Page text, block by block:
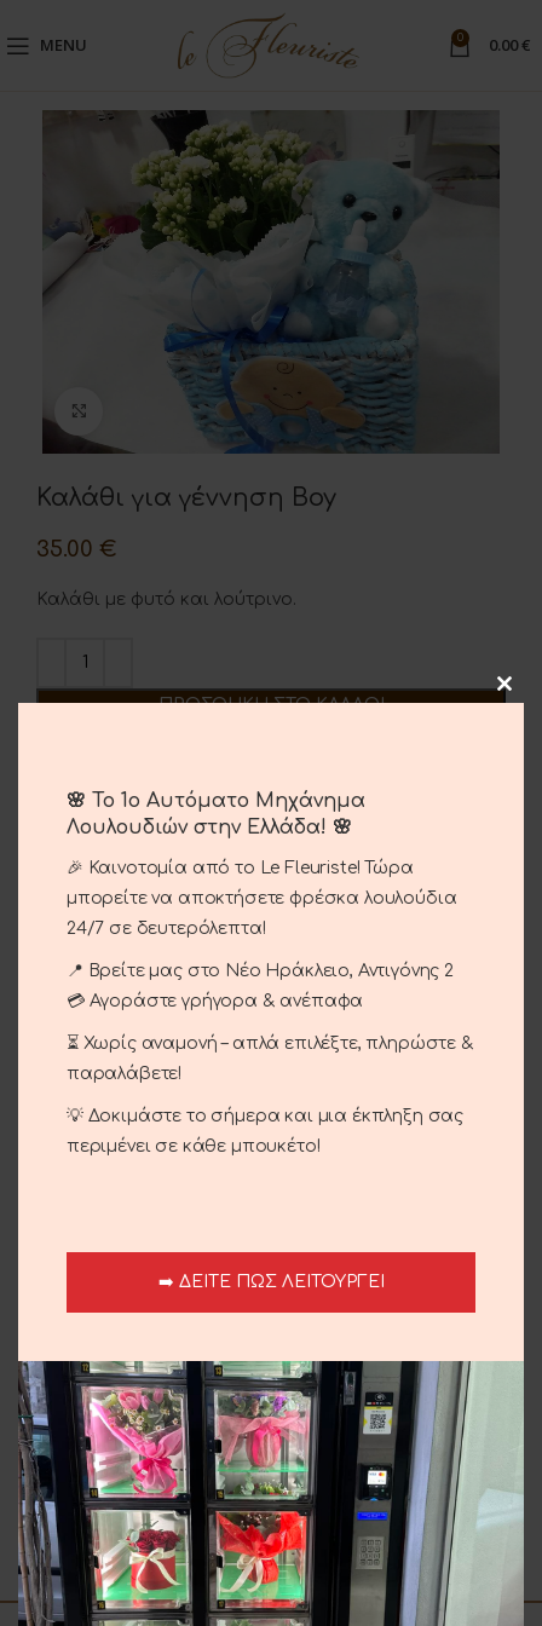
MENU 0 0.00€
Μεγέθυνση
Καλάθι για γέννηση Boy
35.00 €
Καλάθι με φυτό και λούτρινο.
ΠΡΟΣΘΉΚΗ ΣΤΟ ΚΑΛΆΘΙ
Κωδικός προϊόντος:06-08
Κατηγορίες: Γενέθλια - Γιορτή , Γέννηση , Περιστάσεις
Brand:Le Fleuriste
Share:
Περιγραφή
Καλάθι με φυτό καλανχοι και λούτρινο.
Αποστολή και παράδοση
Ροζ Τριαντάφυλλα
3.00€
Lacta Love
5.00 €
🌸 Το 1ο Αυτόματο Μηχάνημα
Λουλουδιών στην Ελλάδα! 🌸
🎉 Καινοτομία από το Le Fleuriste! Τώρα
μπορείτε να αποκτήσετε φρέσκα λουλούδια
24/7 σε δευτερόλεπτα!
📍 Βρείτε μας στο Νέο Ηράκλειο, Αντιγόνης 2
💳 Αγοράστε γρήγορα & ανέπαφα
⏳ Χωρίς αναμονή – απλά επιλέξτε, πληρώστε &
παραλάβετε!
💡 Δοκιμάστε το σήμερα και μια έκπληξη σας
περιμένει σε κάθε μπουκέτο!
➡️ ΔΕΙΤΕ ΠΩΣ ΛΕΙΤΟΥΡΓΕΙ